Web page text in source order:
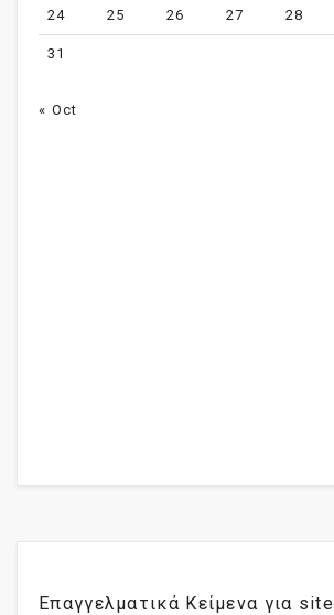
24 25 26 27 28
31
« Oct
Επαγγελματικά Κείμενα για site